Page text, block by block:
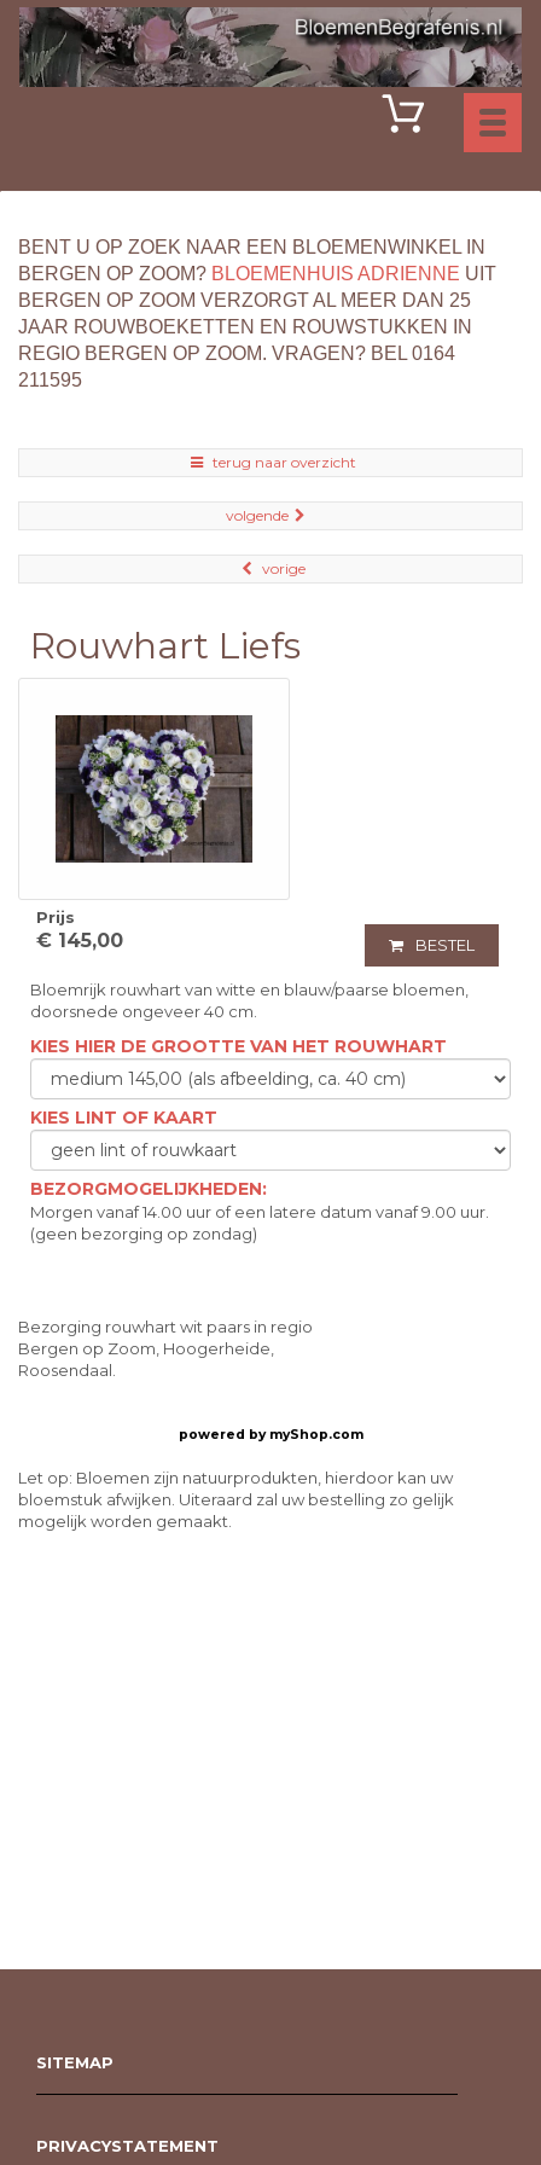
BENT U OP ZOEK NAAR EEN BLOEMENWINKEL IN
BERGEN OP ZOOM? BLOEMENHUIS ADRIENNE UIT
BERGEN OP ZOOM VERZORGT AL MEER DAN 25
JAAR ROUWBOEKETTEN EN ROUWSTUKKEN IN
REGIO BERGEN OP ZOOM. VRAGEN? BEL 0164
211595
terug naar overzicht
volgende
vorige
Rouwhart Liefs
Prijs
€ 145,00 BESTEL
Bloemrijk rouwhart van witte en blauw/paarse bloemen,
doorsnede ongeveer 40 cm.
KIES HIER DE GROOTTE VAN HET ROUWHART
KIES LINT OF KAART
BEZORGMOGELIJKHEDEN:
Morgen vanaf 14.00 uur of een latere datum vanaf 9.00 uur.
(geen bezorging op zondag)
Bezorging rouwhart wit paars in regio
Bergen op Zoom, Hoogerheide,
Roosendaal.
powered by myShop.com
Let op: Bloemen zijn natuurprodukten, hierdoor kan uw
bloemstuk afwijken. Uiteraard zal uw bestelling zo gelijk
mogelijk worden gemaakt.
SITEMAP
PRIVACYSTATEMENT